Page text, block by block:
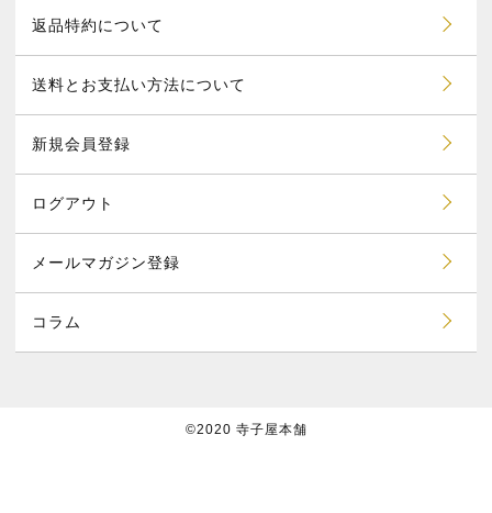
返品特約について
送料とお支払い方法について
新規会員登録
ログアウト
メールマガジン登録
コラム
©2020 寺子屋本舗